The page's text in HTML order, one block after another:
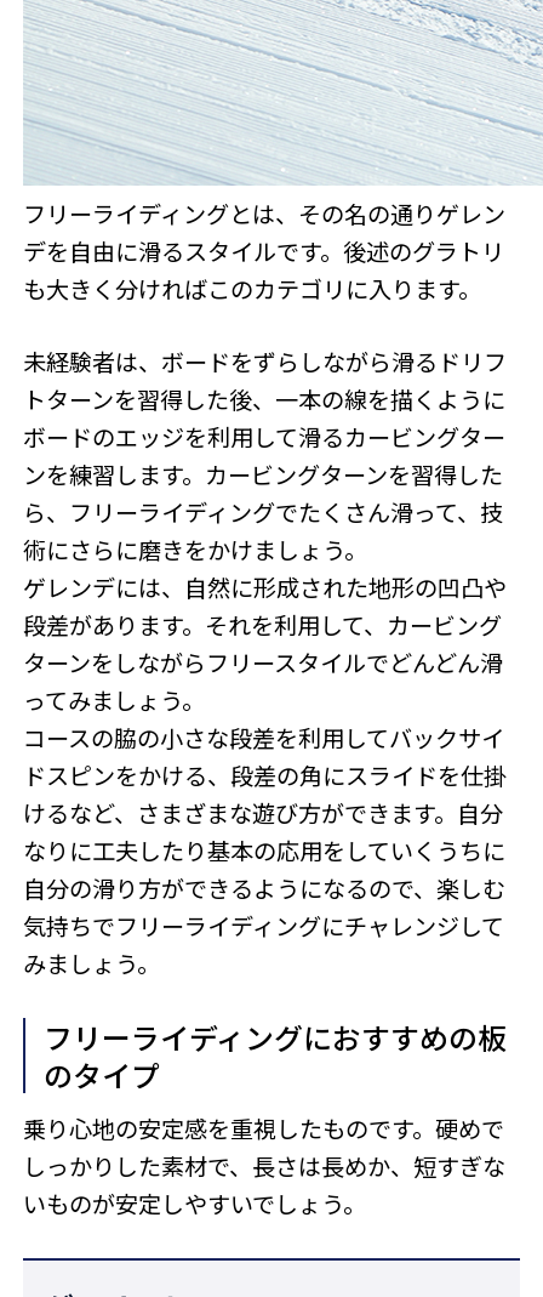
フリーライディングとは、その名の通りゲレン
デを自由に滑るスタイルです。後述のグラトリ
も大きく分ければこのカテゴリに入ります。
未経験者は、ボードをずらしながら滑るドリフ
トターンを習得した後、一本の線を描くように
ボードのエッジを利用して滑るカービングター
ンを練習します。カービングターンを習得した
ら、フリーライディングでたくさん滑って、技
術にさらに磨きをかけましょう。
ゲレンデには、自然に形成された地形の凹凸や
段差があります。それを利用して、カービング
ターンをしながらフリースタイルでどんどん滑
ってみましょう。
コースの脇の小さな段差を利用してバックサイ
ドスピンをかける、段差の角にスライドを仕掛
けるなど、さまざまな遊び方ができます。自分
なりに工夫したり基本の応用をしていくうちに
自分の滑り方ができるようになるので、楽しむ
気持ちでフリーライディングにチャレンジして
みましょう。
フリーライディングにおすすめの板
のタイプ
乗り心地の安定感を重視したものです。硬めで
しっかりした素材で、長さは長めか、短すぎな
いものが安定しやすいでしょう。